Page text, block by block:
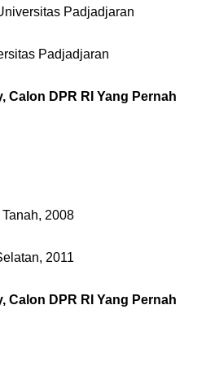
Padjadjaran
Padjadjaran
Calon DPR RI Yang Pernah
2008
2011
Calon DPR RI Yang Pernah